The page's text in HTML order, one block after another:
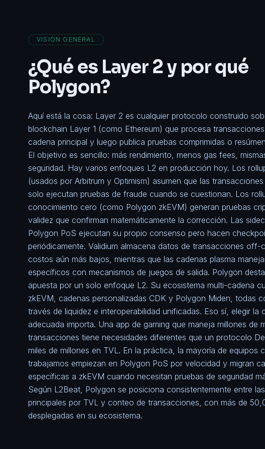
VISIÓN GENERAL
¿Qué es Layer 2 y por qué
Polygon?
Aquí está la cosa: Layer 2 es cualquier protocolo construido
blockchain Layer 1 (como Ethereum) que procesa
cadena principal y luego publica pruebas comprimidas o
El objetivo es sencillo: más rendimiento, menos gas fees,
seguridad. Hay varios enfoques L2 en producción hoy. Los
(usados por Arbitrum y Optimism) asumen que las
solo ejecutan pruebas de fraude cuando se cuestionan. Los
conocimiento cero (como Polygon zkEVM) generan pruebas
validez que confirman matemáticamente la corrección. Las
Polygon PoS ejecutan su propio consenso pero hacen
periódicamente. Validium almacena datos de transacciones off-
costos aún más bajos, mientras que las cadenas plasma
específicos con mecanismos de juegos de salida. Polygon
apuesta por un solo enfoque L2. Su ecosistema multi-cadena
zkEVM, cadenas personalizadas CDK y Polygon Miden, todas
través de liquidez e interoperabilidad unificadas. Eso sí, elegir la
adecuada importa. Una app de gaming que maneja millones de
transacciones tiene necesidades diferentes que un protocolo
miles de millones en TVL. En la práctica, la mayoría de equipos
trabajamos empiezan en Polygon PoS por velocidad y migran
específicas a zkEVM cuando necesitan pruebas de seguridad
Según L2Beat, Polygon se posiciona consistentemente entre
principales por TVL y conteo de transacciones, con más de
desplegadas en su ecosistema.